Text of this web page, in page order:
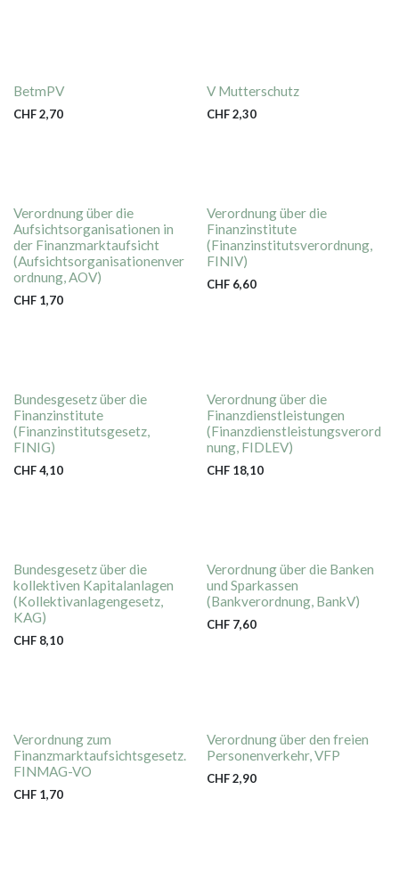
BetmPV
CHF2,70
V Mutterschutz
CHF2,30
Verordnung über die
Aufsichtsorganisationen in
der Finanzmarktaufsicht
(Aufsichtsorganisationenver
ordnung, AOV)
CHF 1,70
Verordnung über die
Finanzinstitute
(Finanzinstitutsverordnung,
FINIV)
CHF 6,60
Bundesgesetz über die
Finanzinstitute
(Finanzinstitutsgesetz,
FINIG)
CHF4,10
Verordnung über die
Finanzdienstleistungen
(Finanzdienstleistungsverord
nung, FIDLEV)
CHF 18,10
Bundesgesetz über die
kollektiven Kapitalanlagen
(Kollektivanlagengesetz,
KAG)
CHF 8,10
Verordnung über die Banken
und Sparkassen
(Bankverordnung, BankV)
CHF 7,60
Verordnung zum
Finanzmarktaufsichtsgesetz.
FINMAG-VO
CHF 1,70
Verordnung über den freien
Personenverkehr, VFP
CHF2,90